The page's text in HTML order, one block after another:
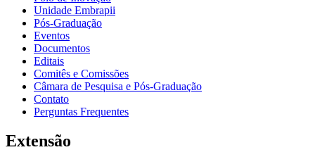
Unidade Embrapii
Pós-Graduação
Eventos
Documentos
Editais
Comitês e Comissões
Câmara de Pesquisa e Pós-Graduação
Contato
Perguntas Frequentes
Extensão